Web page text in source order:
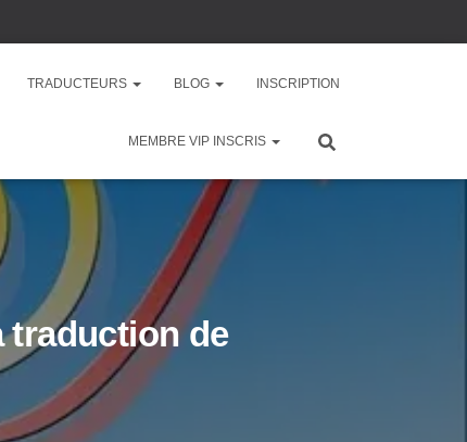
TRADUCTEURS BLOG INSCRIPTION
MEMBRE VIP INSCRIS
traduction de